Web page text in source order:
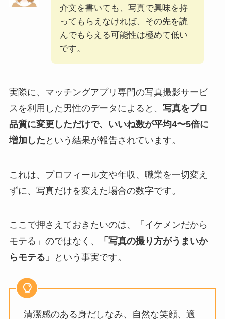
介文を書いても、写真で興味を持
ってもらえなければ、その先を読
んでもらえる可能性は極めて低い
です。
実際に、マッチングアプリ専門の写真撮影サービ
スを利用した男性のデータによると、 写真をプロ
品質に変更しただけで、いいね数が平均4〜5倍に
増加した という結果が報告されています。
これは、プロフィール文や年収、職業を一切変え
ずに、写真だけを変えた場合の数字です。
ここで押さえておきたいのは、「イケメンだから
モテる」のではなく、
「写真の撮り方がうまいか
らモテる」
という事実です。
清潔感のある身だしなみ、自然な笑顔、適